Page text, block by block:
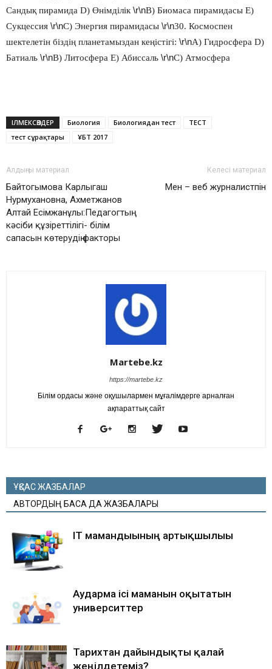
Сандық пирамида D) Өнімділік \r\nВ) Биомаса пирамидасы Е)
Сукцессия \r\nС) Энергия пирамидасы \r\n30. Космоспен
шектелетін біздің планетамыздан кеңістігі: \r\nА) Гидросфера D)
Батиаль \r\nВ) Литосфера Е) Абиссаль \r\nС) Атмосфера
ІЛМЕКСӨЗДЕР Биология Биологиядан тест
ТЕСТ
тест сұрақтары
ҰБТ 2017
Алдыңғы материал
Байтогымова Карлыгаш
Нурмухановна, Ахметжанов
Алтай Есімжанұлы:Педагогтың
кәсіби құзіреттілігі- білім
сапасын көтерудің факторы
Келесі материал
Мен – веб журналистпін
Martebe.kz
https://martebe.kz
Білім ордасы және оқушылармен мұғалімдерге арналған
ақпараттық сайт
ҰҚСАС ЖАЗБАЛАР
АВТОРДЫҢ БАСҚА ДА ЖАЗБАЛАРЫ
IT мамандығының артықшылығы
Аударма ісі маманын оқытатын
университтер
Тарихтан дайындықты қалай
жеңілдетеміз?